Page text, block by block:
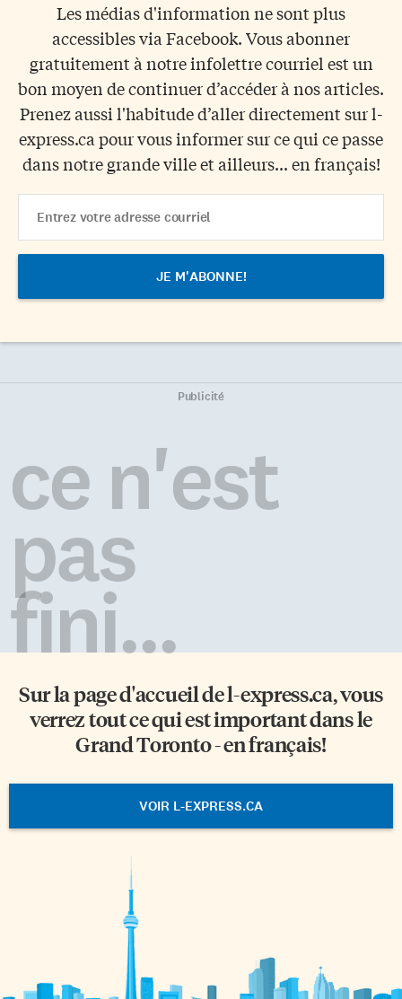
Les médias d'information ne sont plus
accessibles via Facebook. Vous abonner
gratuitement à notre infolettre courriel est un
bon moyen de continuer d’accéder à nos articles.
Prenez aussi l'habitude d’aller directement sur l-
express.ca pour vous informer sur ce qui ce passe
dans notre grande ville et ailleurs... en français!
Address
Publicité
ce n'est
pas
fini...
Sur la page d'accueil del-express.ca, vous
verrez tout ce qui est important dans le
Grand Toronto - en français!
VOIR L-EXPRESS.CA